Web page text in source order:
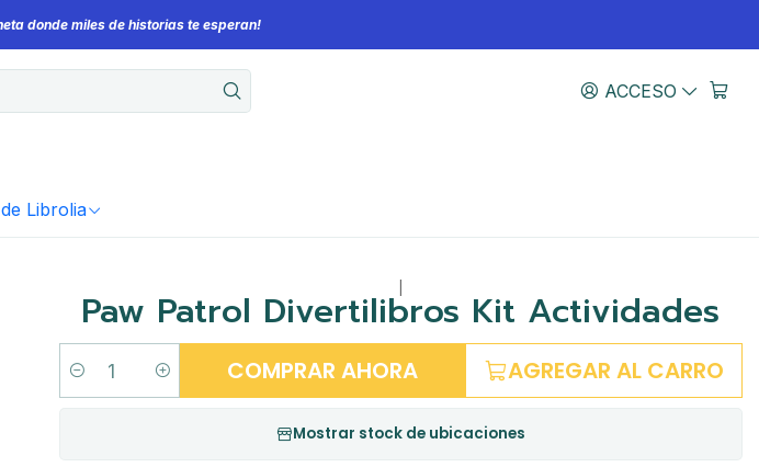
ACCESO
Librolia
donde miles de historias te esperan!
Paw Patrol Divertilibros Kit Actividades
Cantidad AGREGAR AL CARRO
COMPRAR AHORA
Mostrar stock de ubicaciones